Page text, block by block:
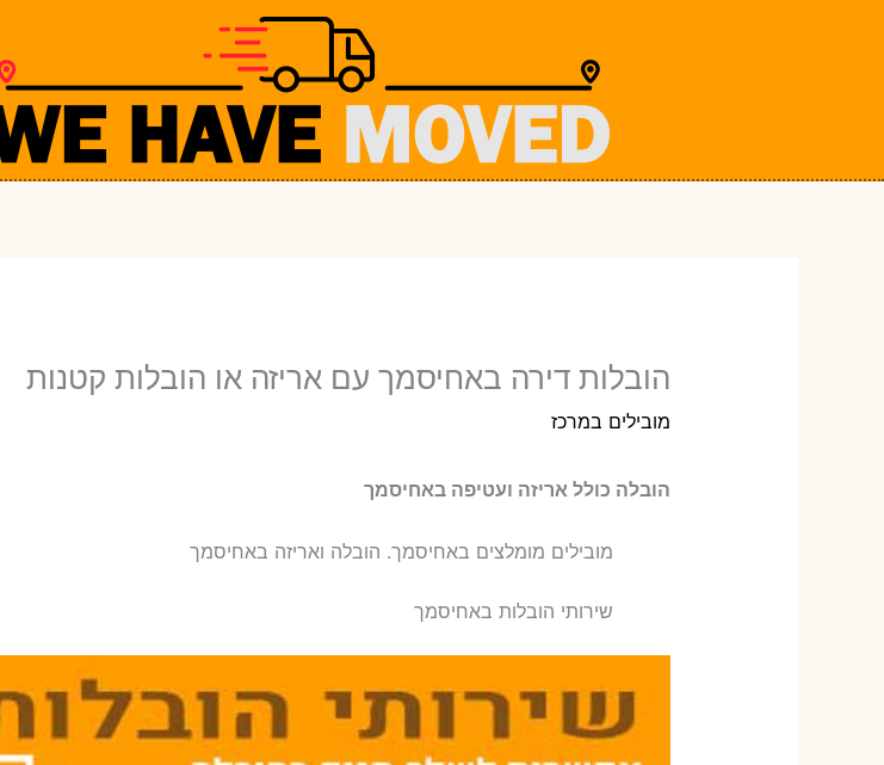
הובלות דירה באחיסמך עם אריזה או הובלות קטנות
מובילים במרכז
הובלה כולל אריזה ועטיפה באחיסמך
‫מובילים מומלצים באחיסמך. הובלה ואריזה באחיסמך
שירותי הובלות באחיסמך